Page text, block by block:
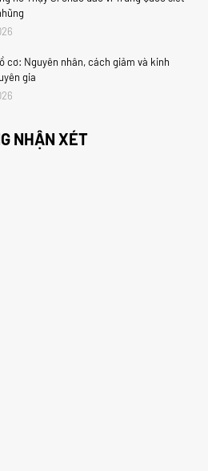
cơ: Nguyên nhân, cách giảm và kinh
gia
NHẬN XÉT